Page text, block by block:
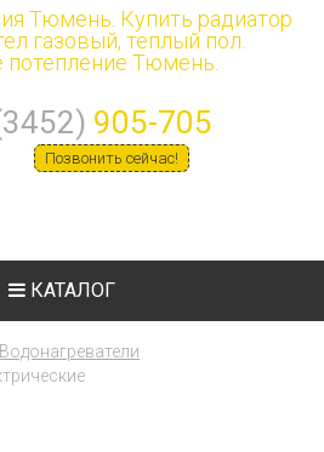
905-705
Позвонить сейчас!
КАТАЛОГ
Водонагреватели